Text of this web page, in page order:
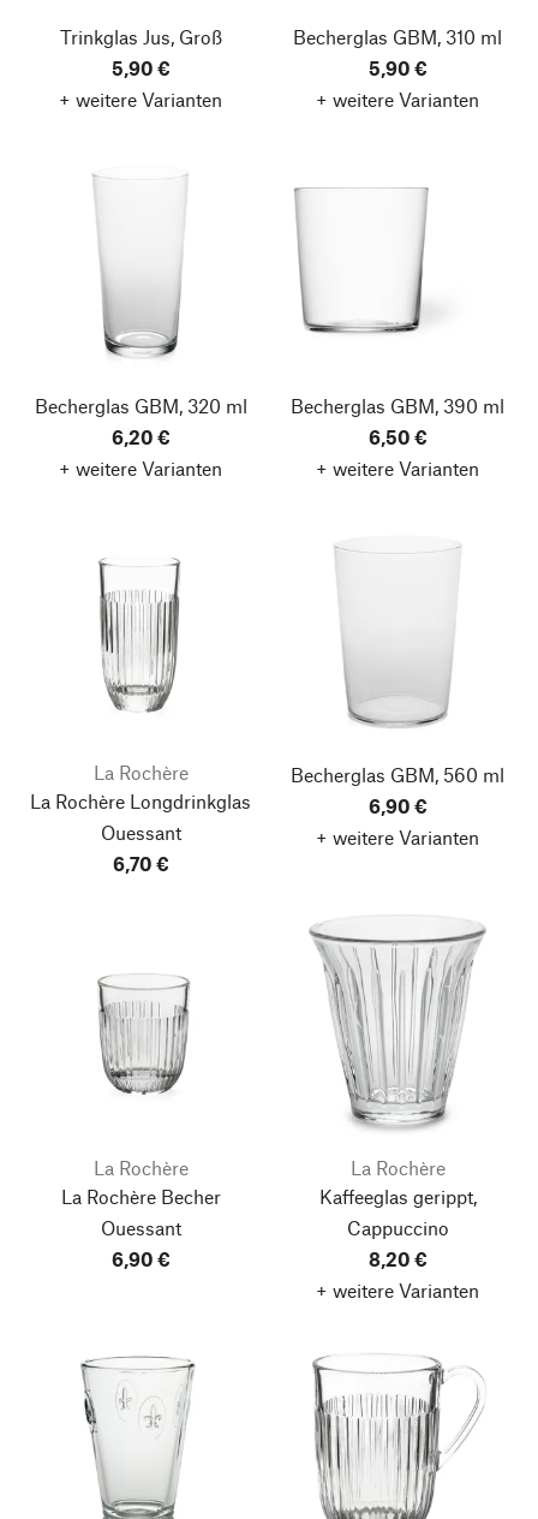
Trinkglas Jus, Groß
5,90 €
+ weitere Varianten
Becherglas GBM, 310 ml
5,90 €
+ weitere Varianten
Becherglas GBM, 320 ml
6,20 €
+ weitere Varianten
Becherglas GBM, 390 ml
6,50 €
+ weitere Varianten
La Rochère
La Rochère Longdrinkglas
Ouessant
6,70 €
Becherglas GBM, 560 ml
6,90 €
+ weitere Varianten
La Rochère
La Rochère Becher
Ouessant
6,90 €
La Rochère
Kaffeeglas gerippt,
Cappuccino
8,20 €
+ weitere Varianten